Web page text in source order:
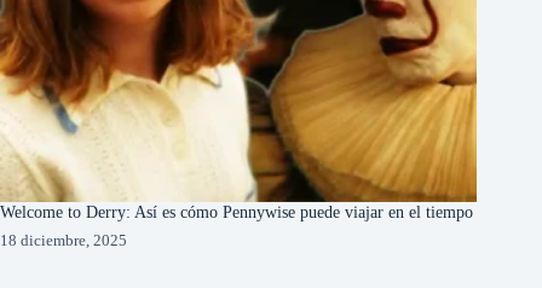
Welcome to Derry: Así es cómo Pennywise puede viajar en el tiempo
18 diciembre, 2025